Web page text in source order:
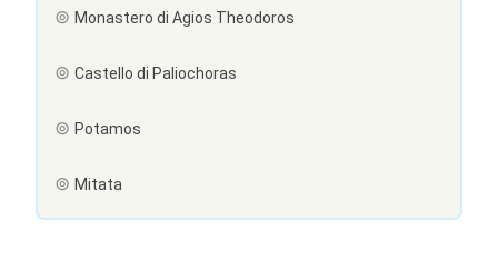
Monastero di Agios Theodoros
Castello di Paliochoras
Potamos
Mitata